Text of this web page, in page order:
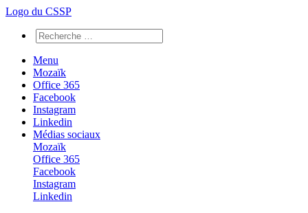
Logo du CSSP
Menu
Mozaïk
Office 365
Facebook
Instagram
Linkedin
Médias sociaux
Mozaïk
Office 365
Facebook
Instagram
Linkedin